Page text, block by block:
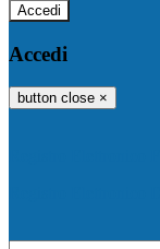
Accedi
Accedi
button close ×